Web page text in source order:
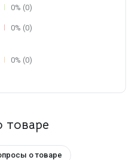
0% (0)
0% (0)
0% (0)
товаре
о товаре